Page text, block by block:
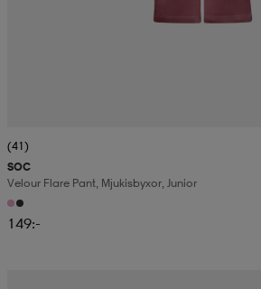
(41)
SOC
Velour Flare Pant, Mjukisbyxor, Junior
149:-